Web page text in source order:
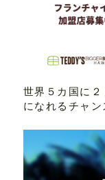
世界５カ国に
になれるチャン